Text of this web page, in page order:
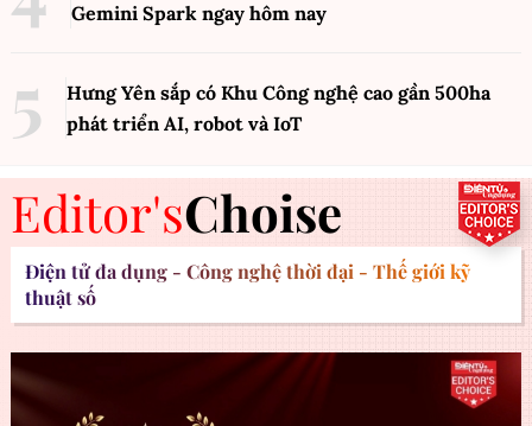
Gemini Spark ngay hôm nay
Hưng Yên sắp có Khu Công nghệ cao gần 500ha
phát triển AI, robot và IoT
Editor'sChoise
Điện tử đa dụng - Công nghệ thời đại - Thế giới kỹ
thuật số